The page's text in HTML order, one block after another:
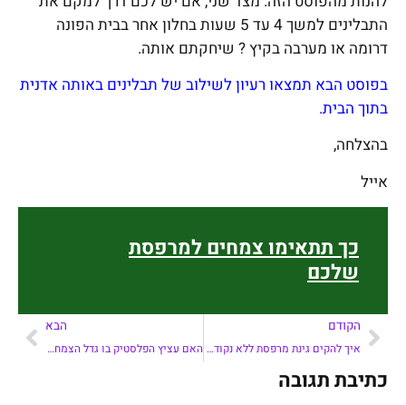
התבלינים למשך 4 עד 5 שעות בחלון אחר בבית הפונה
דרומה או מערבה בקיץ ? שיחקתם אותה.
בפוסט הבא תמצאו רעיון לשילוב של תבלינים באותה אדנית
בתוך הבית.
בהצלחה,
אייל
כך תתאימו צמחים למרפסת
שלכם
הקודם
איך להקים גינת מרפסת ללא נקודת מים?
הבא
האם עציץ הפלסטיק בו גדל הצמח במשתלה מתאים להמשך גידול בבית?
כתיבת תגובה